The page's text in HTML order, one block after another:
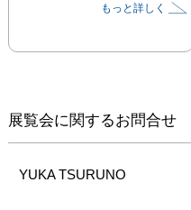
創出します。ユカ・ツル
ぶりとなる個展を開催い
もっと詳しく
展覧会に関するお問合せ
YUKA TSURUNO